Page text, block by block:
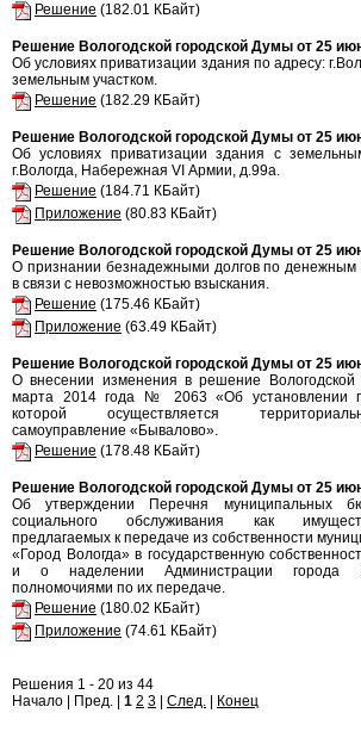
Решение (182.01 КБайт)
Решение Вологодской городской Думы от 25
Об условиях приватизации здания по адресу:
земельным участком.
Решение (182.29 КБайт)
Решение Вологодской городской Думы от 25
Об условиях приватизации здания с
г.Вологда, Набережная VI Армии, д.99а.
Решение (184.71 КБайт)
Приложение (80.83 КБайт)
Решение Вологодской городской Думы от 25
О признании безнадежными долгов по
в связи с невозможностью взыскания.
Решение (175.46 КБайт)
Приложение (63.49 КБайт)
Решение Вологодской городской Думы от 25
О внесении изменения в решение
марта 2014 года № 2063 «Об установлении
которой осуществляется
самоуправление «Бывалово».
Решение (178.48 КБайт)
Решение Вологодской городской Думы от 25
Об утверждении Перечня муниципальных
социального обслуживания как
предлагаемых к передаче из собственности
«Город Вологда» в государственную
и о наделении Администрации города
полномочиями по их передаче.
Решение (180.02 КБайт)
Приложение (74.61 КБайт)
Решения 1 - 20 из 44
Начало | Пред. | 1 2 3 След. Конец